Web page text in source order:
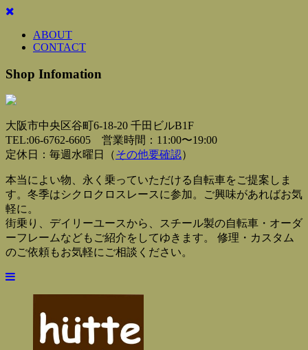
ABOUT
CONTACT
Shop Infomation
大阪市中央区谷町6-18-20 千田ビルB1F
TEL:06-6762-6605 営業時間：11:00〜19:00
定休日：毎週水曜日（その他要確認）
本当によい物、永く乗っていただける自転車をご提案しま
す。冬季はシクロクロスレースに参加。ご興味があればお気
軽に。
街乗り、デイリーユースから、スチール製の自転車・オーダ
ーフレームなどもご紹介をしてゆきます。 修理・カスタム
のご依頼もお気軽にご相談ください。